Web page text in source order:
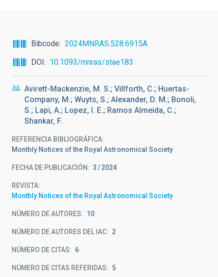
Bibcode
2024MNRAS.528.6915A
DOI
10.1093/mnras/stae183
Avirett-Mackenzie, M. S.; Villforth, C.; Huertas-
Company, M.; Wuyts, S.; Alexander, D. M.; Bonoli,
S.; Lapi, A.; Lopez, I. E.; Ramos Almeida, C.;
Shankar, F.
REFERENCIA BIBLIOGRÁFICA
Monthly Notices of the Royal Astronomical Society
FECHA DE PUBLICACIÓN: 3 2024
REVISTA
Monthly Notices of the Royal Astronomical Society
NÚMERO DE AUTORES 10
NÚMERO DE AUTORES DEL IAC 2
NÚMERO DE CITAS 6
NÚMERO DE CITAS REFERIDAS 5